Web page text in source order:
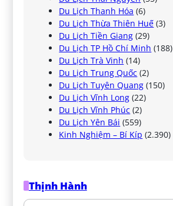
Du Lịch Thanh Hóa (6)
Du Lịch Thừa Thiên Huế (3)
Du Lịch Tiền Giang (29)
Du Lịch TP Hồ Chí Minh (188)
Du Lịch Trà Vinh (14)
Du Lịch Trung Quốc (2)
Du Lịch Tuyên Quang (150)
Du Lịch Vĩnh Long (22)
Du Lịch Vĩnh Phúc (2)
Du Lịch Yên Bái (559)
Kinh Nghiệm – Bí Kíp (2.390)
Thịnh Hành